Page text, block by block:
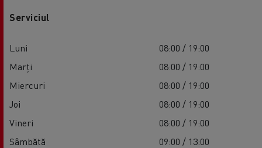
Serviciul
Luni
08:00 / 19:00
Marți
08:00 / 19:00
Miercuri
08:00 / 19:00
Joi
08:00 / 19:00
Vineri
08:00 / 19:00
Sâmbătă
09:00 / 13:00